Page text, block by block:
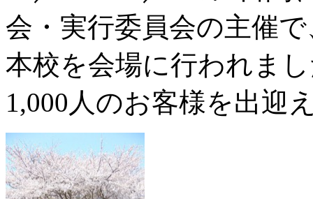
会・実行委員会の主催で
本校を会場に行われま
1,000人のお客様を出迎